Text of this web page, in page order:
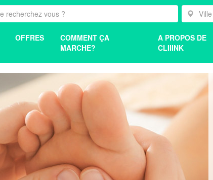
OFFRES
COMMENT ÇA
MARCHE?
A PROPOS DE
CLIIINK